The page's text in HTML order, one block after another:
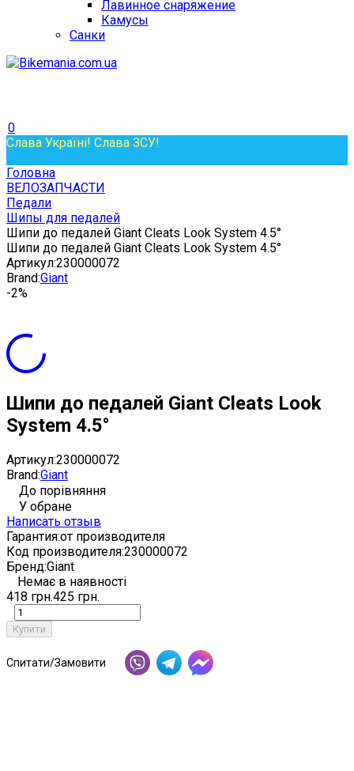
Лавинное снаряжение
Камусы
Санки
0
Слава Україні! Слава ЗСУ!
Головна
ВЕЛОЗАПЧАСТИ
Педали
Шипы для педалей
Шипи до педалей Giant Cleats Look System 4.5°
Шипи до педалей Giant Cleats Look System 4.5°
Артикул:230000072
Brand:Giant
-2%
Шипи до педалей Giant Cleats Look
System 4.5°
Артикул:230000072
Brand:Giant
До порівняння
У обране
Написать отзыв
Гарантия:от производителя
Код производителя:230000072
Бренд:Giant
Немає в наявності
418 грн.425 грн.
Купити
Спитати/Замовити